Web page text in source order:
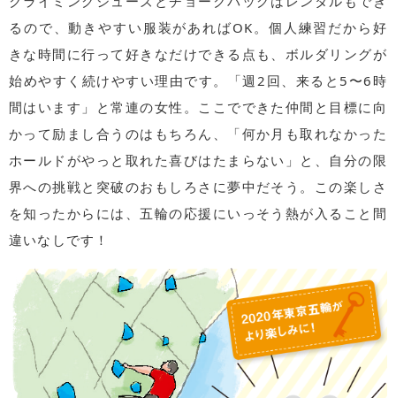
るので、動きやすい服装があればOK。個人練習だから好
きな時間に行って好きなだけできる点も、ボルダリングが
始めやすく続けやすい理由です。「週2回、来ると5〜6時
間はいます」と常連の女性。ここでできた仲間と目標に向
かって励まし合うのはもちろん、「何か月も取れなかった
ホールドがやっと取れた喜びはたまらない」と、自分の限
界への挑戦と突破のおもしろさに夢中だそう。この楽しさ
を知ったからには、五輪の応援にいっそう熱が入ること間
違いなしです！